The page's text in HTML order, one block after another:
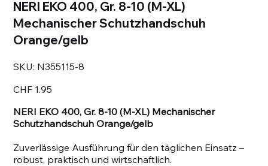
NERI EKO 400, Gr. 8-10 (M-XL)
Mechanischer Schutzhandschuh
Orange/gelb
SKU: SKU
N355115-
N355115-8
CHF 1.95
NERI EKO 400, Gr. 8-10 (M-XL) Mechanischer
Schutzhandschuh Orange/gelb
Zuverlässige Ausführung für den täglichen Einsatz –
robust, praktisch und wirtschaftlich.